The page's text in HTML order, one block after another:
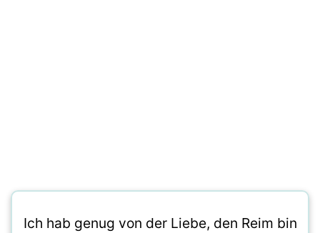
Ich hab genug von der Liebe, den Reim bin